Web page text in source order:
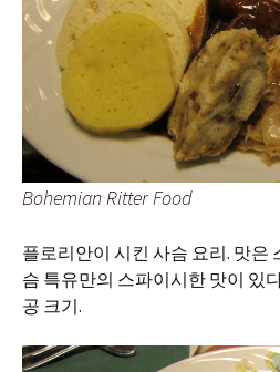
Bohemian Ritter Food
플로리안이 시킨 사슴 요리. 맛은
슴 특유만의 스파이시한 맛이 있
공 크기.